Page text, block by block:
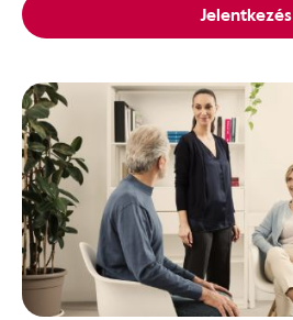
Jelentkezés